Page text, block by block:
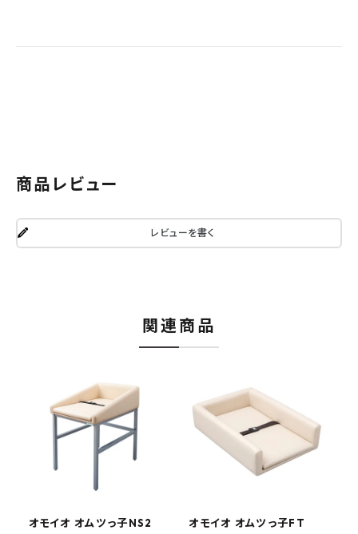
商品レビュー
レビューを書く
関連商品
オモイオ オムツっ子NS2
オモイオ オムツっ子FT